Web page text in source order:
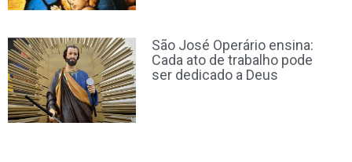
São José Operário ensina:
Cada ato de trabalho pode
ser dedicado a Deus